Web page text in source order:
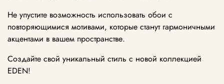
Не упустите возможность использовать обои с
повторяющимися мотивами, которые станут гармоничными
акцентами в вашем пространстве.
Создайте свой уникальный стиль с новой коллекцией
EDEN!